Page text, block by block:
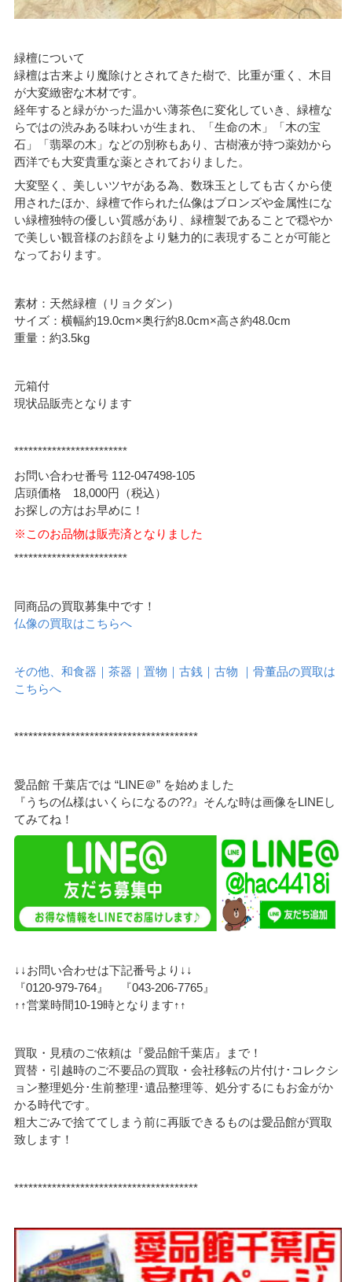
緑檀について
緑檀は古来より魔除けとされてきた樹で、比重が重く、木目
が大変緻密な木材です。
経年すると緑がかった温かい薄茶色に変化していき、緑檀な
らではの渋みある味わいが生まれ、「生命の木」「木の宝
石」「翡翠の木」などの別称もあり、古樹液が持つ薬効から
西洋でも大変貴重な薬とされておりました。
大変堅く、美しいツヤがある為、数珠玉としても古くから使
用されたほか、緑檀で作られた仏像はブロンズや金属性にな
い緑檀独特の優しい質感があり、緑檀製であることで穏やか
で美しい観音様のお顔をより魅力的に表現することが可能と
なっております。
素材：天然緑檀（リョクダン）
サイズ：横幅約19.0cm×奥行約8.0cm×高さ約48.0cm
重量：約3.5kg
元箱付
現状品販売となります
************************
お問い合わせ番号 112-047498-105
店頭価格 18,000円（税込）
お探しの方はお早めに！
※このお品物は販売済となりました
************************
同商品の買取募集中です！
仏像の買取はこちらへ
その他、和食器｜茶器｜置物｜古銭｜古物 ｜骨董品の買取は
こちらへ
***************************************
愛品館 千葉店では “LINE＠” を始めました
『うちの仏様はいくらになるの??』そんな時は画像をLINEし
てみてね！
↓↓お問い合わせは下記番号より↓↓
『0120-979-764』 『043-206-7765』
↑↑営業時間10-19時となります↑↑
買取・見積のご依頼は『愛品館千葉店』まで！
買替・引越時のご不要品の買取・会社移転の片付け･コレクシ
ョン整理処分･生前整理･遺品整理等、処分するにもお金がか
かる時代です。
粗大ごみで捨ててしまう前に再販できるものは愛品館が買取
致します！
***************************************